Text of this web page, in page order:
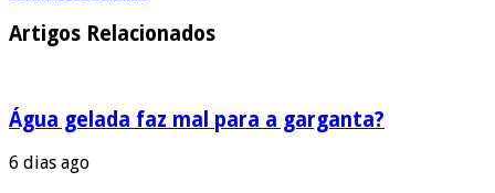
Artigos Relacionados
Água gelada faz mal para a garganta?
6 dias ago